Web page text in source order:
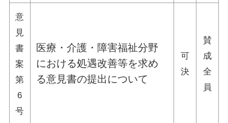
意
見
書
案
第
6
号
医療・介護・障害福祉分野
における処遇改善等を求め
る意見書の提出について
可
決
賛
成
全
員